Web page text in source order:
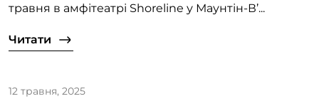
травня в амфітеатрі Shoreline у Маунтін-В’...
Читати
12 травня, 2025